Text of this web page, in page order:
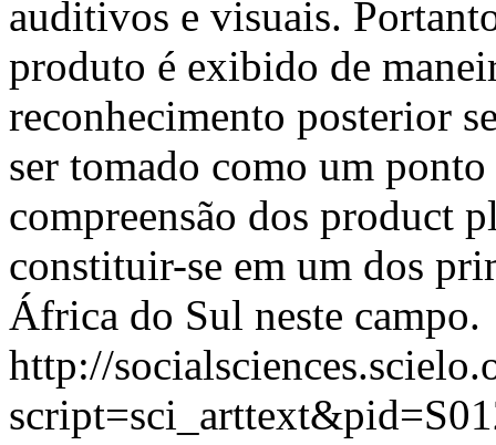
auditivos e visuais.
produto é exibido de
reconhecimento posterior
ser tomado como um
compreensão dos product
constituir-se em um dos
África do Sul neste campo.
http://